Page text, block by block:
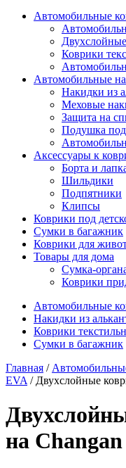
Автомобильные
Коврики
Автомобильные
Накидки из
Меховые
Защита на
Подушка
Аксессуары к
Борта и
Шильдики
Подпятники
Клипсы
Коврики под
Сумки в багажник
Коврики для
Товары для дома
Сумка-
Коврики
Автомобильные
Накидки из
Коврики
Сумки в багажник
Главная /
EVA / Двухслойные
на Changan